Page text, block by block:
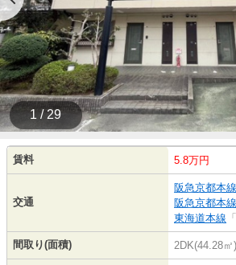
1 / 29
賃料 5.8万円
交通
阪急京都本線
阪急京都本線
東海道本線 「
間取り(面積) 2DK(44.28㎡)